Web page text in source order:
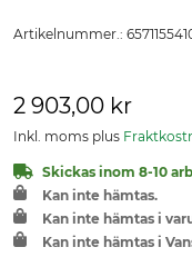
Artikelnummer.:
2 903,00 kr
Inkl. moms plus
Skickas inom 8-10
Kan inte hämtas.
Kan inte hämtas i
Kan inte hämtas i